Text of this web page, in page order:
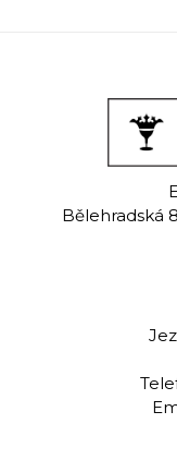
Bělehradská